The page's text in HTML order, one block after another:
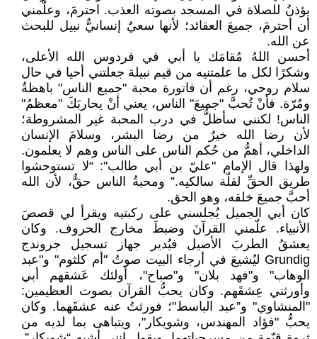
يؤذنُ للصلاة في المسجد بصوته العذب. احترمَ، وعلّمني
أن أحترمَ، جميعَ العقائد؛ لأنها سعيٌ إنسانيٌّ نبيل للبحث
عن الله.
أحسن اللهُ مُقامَك يا أبي في فردوس الله الأعلى،
وشكرًا لكل ما علمتنيه من قيم نبيلة جعلتني أحيا في حال
سلام روحي، رغم أن فاتورة محبة "جميع الناس" باهظةٌ
ومُرّة. فأنْ تُحبَّ "جميعَ" الناس، يعني أنْ يحاربَكَ "معظمُ"
الناس! لكنني سأظلُّ في درب المحبة غير المشروطة؛
لأن رضا الله خيرٌ من رضا البشر، وسلامَ الإنسان
الداخلي، أهمُّ من حُكم الناس على الناس وهم لا يعلمون.
ولهذا قال الإمام "عليّ بن أبي طالب": “لا تستوحشوا
طريق الحقِّ لقلّة سالكيه.” ومحبةُ الناس حقٌّ، لأن الله
أحبَّ جميعَ خلقه، وهو الحق.
كان أبي الجميل يُجلسني على ركبتيه ويقرأ لي قصصَ
الأنبياء. علّمني القرآنَ وضبطَ مخارج الحروف. وكان
يعشقُ الطربَ الأصيل فيُدير جهاز تسجيل جروندج
Grundig ليُشيعَ في أرجاء البيت صوتُ "أم كلثوم" و"عبد
الوهاب" و"فهد بلان" و"صباح"، أولئك عَشقهم أبي
وأورثني عِشقَهم. وكان يحبُّ القرآن بصوت العظيمين:
"المنشاوي" و”عبد الباسط"؛ فورثتُ عنه عشقَهما. وكان
يحبُّ "فؤاد المهندس، وشويكار"، ويتباهى بما لديه من